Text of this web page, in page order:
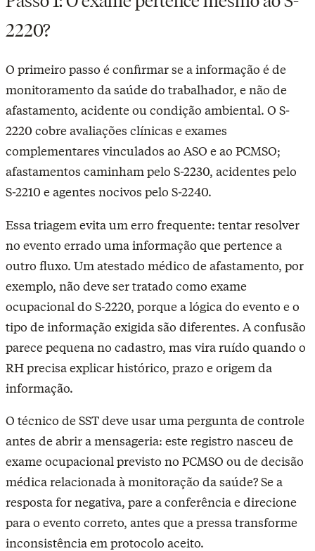
2220?
O primeiro passo é confirmar se a informação é de
monitoramento da saúde do trabalhador, e não de
afastamento, acidente ou condição ambiental. O S-
2220 cobre avaliações clínicas e exames
complementares vinculados ao ASO e ao PCMSO;
afastamentos caminham pelo S-2230, acidentes pelo
S-2210 e agentes nocivos pelo S-2240.
Essa triagem evita um erro frequente: tentar resolver
no evento errado uma informação que pertence a
outro fluxo. Um atestado médico de afastamento, por
exemplo, não deve ser tratado como exame
ocupacional do S-2220, porque a lógica do evento e o
tipo de informação exigida são diferentes. A confusão
parece pequena no cadastro, mas vira ruído quando o
RH precisa explicar histórico, prazo e origem da
informação.
O técnico de SST deve usar uma pergunta de controle
antes de abrir a mensageria: este registro nasceu de
exame ocupacional previsto no PCMSO ou de decisão
médica relacionada à monitoração da saúde? Se a
resposta for negativa, pare a conferência e direcione
para o evento correto, antes que a pressa transforme
inconsistência em protocolo aceito.